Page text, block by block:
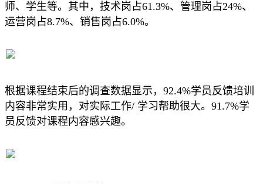
师、学生等。其中，技术岗占61.3%、管理岗占24%、
运营岗占8.7%、销售岗占6.0%。
根据课程结束后的调查数据显示，92.4%学员反馈培训
内容非常实用，对实际工作/ 学习帮助很大。91.7%学
员反馈对课程内容感兴趣。